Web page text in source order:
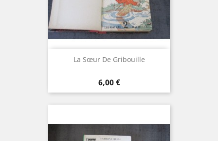
La Sœur De Gribouille
Prix
6,00 €